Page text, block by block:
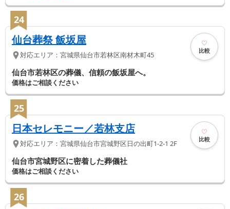
24
仙台葬祭 飯坂屋
対応エリア： 宮城県仙台市若林区南材木町45 比較
仙台市若林区の葬儀、信頼の飯坂屋へ。
価格はご相談ください
25
日本セレモニー／若林支店
対応エリア： 宮城県仙台市宮城野区日の出町1-2-1 2F 比較
仙台市宮城野区に密着した葬儀社
価格はご相談ください
26